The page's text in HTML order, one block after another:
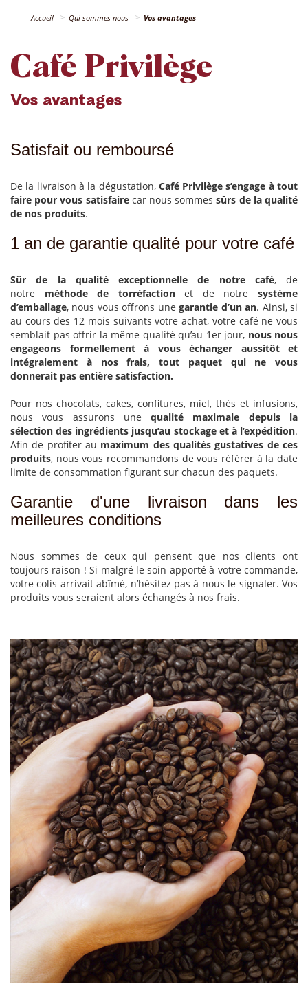
Accueil Qui sommes-nous Vos avantages
Café Privilège
Vos avantages
Satisfait ou remboursé
De la livraison à la dégustation, Café Privilège s’engage à tout
faire pour vous satisfairecar nous sommessûrs de la qualité
de nos produits.
1 an de garantie qualité pour votre café
Sûr de la qualité exceptionnelle de notre café, de
notre méthode de torréfactionet de notresystème
d’emballage, nous vous offrons unegarantie d’un an. Ainsi, si
au cours des 12 mois suivants votre achat, votre café ne vous
semblait pas offrir la même qualité qu’au 1er jour, nous nous
engageons formellement à vous échanger aussitôt et
intégralement à nos frais, tout paquet qui ne vous
donnerait pas entière satisfaction.
Pour nos chocolats, cakes, confitures, miel, thés et infusions,
nous vous assurons unequalité maximale depuis la
sélection des ingrédients jusqu’au stockage et à l’expédition.
Afin de profiter au maximum des qualités gustatives de ces
produits, nous vous recommandons de vous référer à la date
limite de consommation figurant sur chacun des paquets.
Garantie d'une livraison dans les
meilleures conditions
Nous sommes de ceux qui pensent que nos clients ont
toujours raison ! Si malgré le soin apporté à votre commande,
votre colis arrivait abîmé, n’hésitez pas à nous le signaler. Vos
produits vous seraient alors échangés à nos frais.